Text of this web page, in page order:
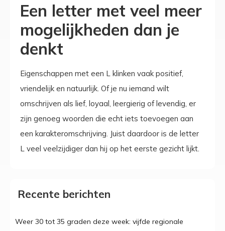
Een letter met veel meer
mogelijkheden dan je
denkt
Eigenschappen met een L klinken vaak positief,
vriendelijk en natuurlijk. Of je nu iemand wilt
omschrijven als lief, loyaal, leergierig of levendig, er
zijn genoeg woorden die echt iets toevoegen aan
een karakteromschrijving. Juist daardoor is de letter
L veel veelzijdiger dan hij op het eerste gezicht lijkt.
Recente berichten
Weer 30 tot 35 graden deze week: vijfde regionale